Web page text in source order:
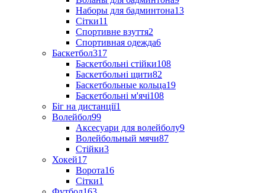
Наборы для бадминтона13
Сітки11
Спортивне взуття2
Спортивная одежда6
Баскетбол317
Баскетбольні стійки108
Баскетбольні щити82
Баскетбольные кольца19
Баскетбольні м'ячі108
Біг на дистанції1
Волейбол99
Аксесуари для волейболу9
Волейбольный мячи87
Стійки3
Хокей17
Ворота16
Сітки1